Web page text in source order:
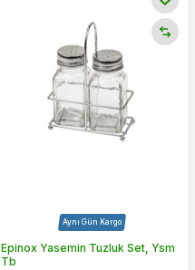
Aynı Gün Kargo
Epinox Yasemin Tuzluk Set, Ysm
Tb